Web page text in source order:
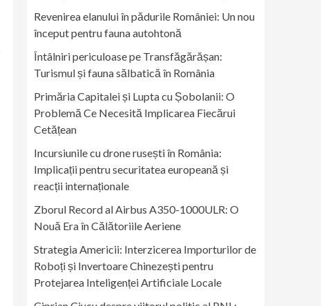
Revenirea elanului în pădurile României: Un nou
început pentru fauna autohtonă
Întâlniri periculoase pe Transfăgărășan:
Turismul și fauna sălbatică în România
Primăria Capitalei și Lupta cu Șobolanii: O
Problemă Ce Necesită Implicarea Fiecărui
Cetățean
Incursiunile cu drone rusești în România:
Implicații pentru securitatea europeană și
reacții internaționale
Zborul Record al Airbus A350-1000ULR: O
Nouă Era în Călătoriile Aeriene
Strategia Americii: Interzicerea Importurilor de
Roboți și Invertoare Chinezești pentru
Protejarea Inteligenței Artificiale Locale